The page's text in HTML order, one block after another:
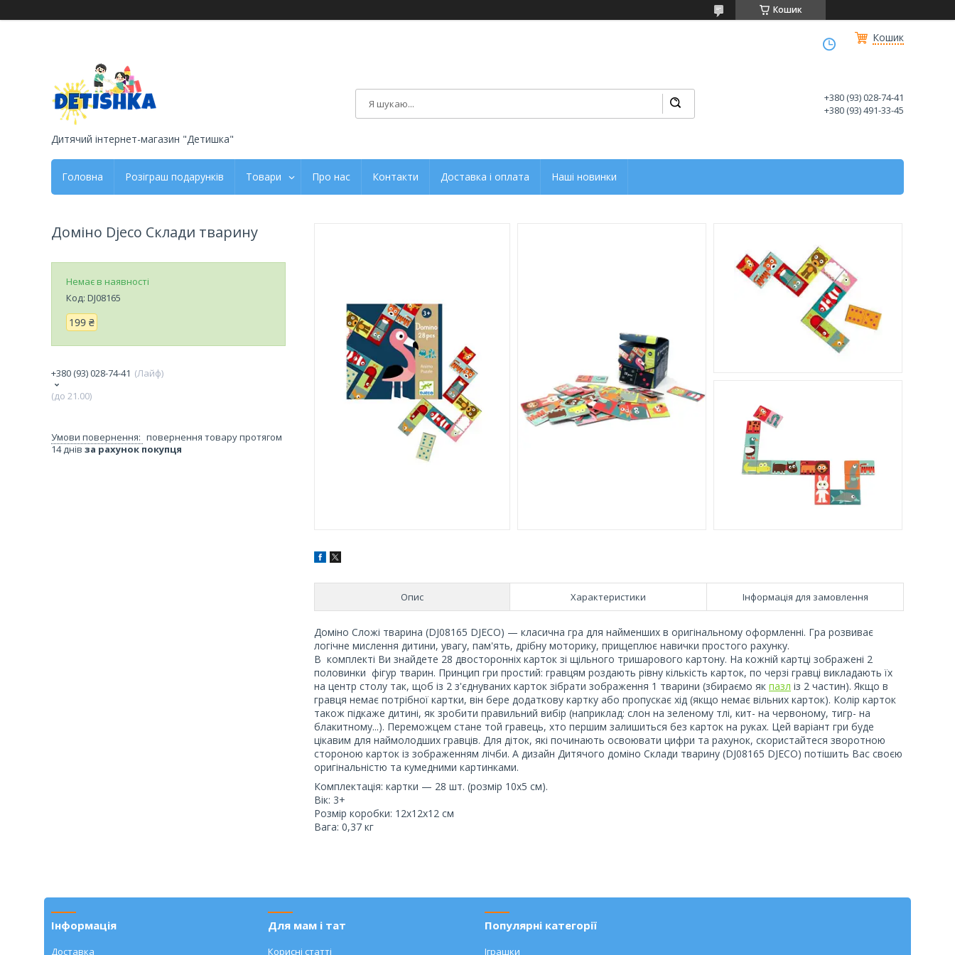
Кошик
Кошик
Дитячий інтернет-магазин "Детишка"
+380 (93) 028-74-41
+380 (93) 491-33-45
Головна Розіграш подарунків Товари Про нас Контакти Доставка і оплата Наші новинки
Опис Характеристики Інформація для замовлення
Доміно Сложі тварина (DJ08165 DJECO) — класична гра для найменших в оригінальному оформленні. Гра розвиває
логічне мислення дитини, увагу, пам'ять, дрібну моторику, прищеплює навички простого рахунку.
В комплекті Ви знайдете 28 двосторонніх карток зі щільного тришарового картону. На кожній картці зображені 2
половинки фігур тварин. Принцип гри простий: гравцям роздають рівну кількість карток, по черзі гравці викладають їх
на центр столу так, щоб із 2 з'єднуваних карток зібрати зображення 1 тварини (збираємо як пазл із 2 частин). Якщо в
гравця немає потрібної картки, він бере додаткову картку або пропускає хід (якщо немає вільних карток). Колір карток
також підкаже дитині, як зробити правильний вибір (наприклад: слон на зеленому тлі, кит- на червоному, тигр- на
блакитному...). Переможцем стане той гравець, хто першим залишиться без карток на руках. Цей варіант гри буде
цікавим для наймолодших гравців. Для діток, які починають освоювати цифри та рахунок, скористайтеся зворотною
стороною карток із зображенням лічби. А дизайн Дитячого доміно Склади тварину (DJ08165 DJECO) потішить Вас своєю
оригінальністю та кумедними картинками.
Комплектація: картки — 28 шт. (розмір 10х5 см).
Вік: 3+
Розмір коробки: 12х12х12 см
Вага: 0,37 кг
Доміно Djeco Склади тварину
Немає в наявності
Код: DJ08165
199 ₴
+380 (93) 028-74-41
Лайф
(до 21.00)
повернення товару протягом
14 днів за рахунок покупця
Інформація
Доставка
Для мам і тат
Корисні статті
Популярні категорії
Іграшки